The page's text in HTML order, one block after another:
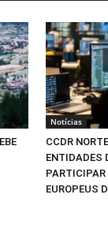
Notícias
CCDR
ENTIDADES
PARTICIPAR
EUROPEUS